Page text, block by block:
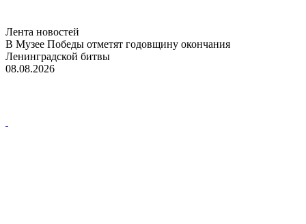
Лента новостей
В Музее Победы отметят годовщину окончания
Ленинградской битвы
08.08.2026